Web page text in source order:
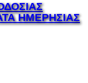
ΗΜΕΡΗΣΙΑΣ